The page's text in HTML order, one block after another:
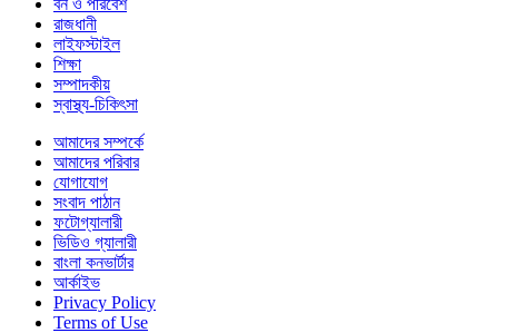
বন ও পরিবেশ
রাজধানী
লাইফস্টাইল
শিক্ষা
সম্পাদকীয়
স্বাস্থ্য-চিকিৎসা
আমাদের সম্পর্কে
আমাদের পরিবার
যোগাযোগ
সংবাদ পাঠান
ফটোগ্যালারী
ভিডিও গ্যালারী
বাংলা কনভার্টার
আর্কাইভ
Privacy Policy
Terms of Use